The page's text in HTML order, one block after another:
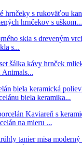
hrnčekov s uškom...
s...
Animals...
biela keramika...
na mieru ...